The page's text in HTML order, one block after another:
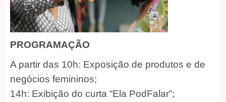
PROGRAMAÇÃO
A partir das 10h: Exposição de produtos e de
negócios femininos;
14h: Exibição do curta “Ela PodFalar”;